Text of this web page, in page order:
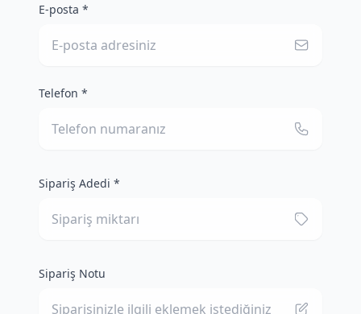
E-posta *
Telefon *
Sipariş Adedi *
Sipariş Notu